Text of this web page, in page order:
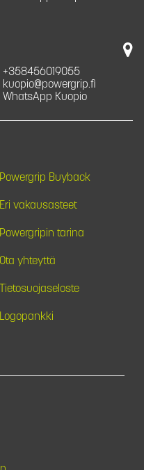
+358456019055
kuopio@powergrip.fi
WhatsApp Kuopio
Powergrip Buyback
Eri vakausasteet
Powergripin tarina
Ota yhteyttä
Tietosuojaseloste
Logopankki